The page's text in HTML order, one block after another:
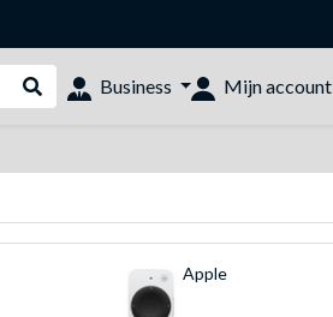
Webshop doorzoeken
Business Mijn account
Apple